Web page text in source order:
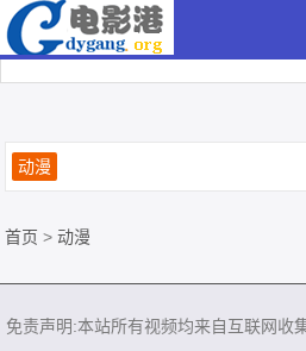
动漫
首页 >动漫
免责声明:本站所有视频均来自互联网收